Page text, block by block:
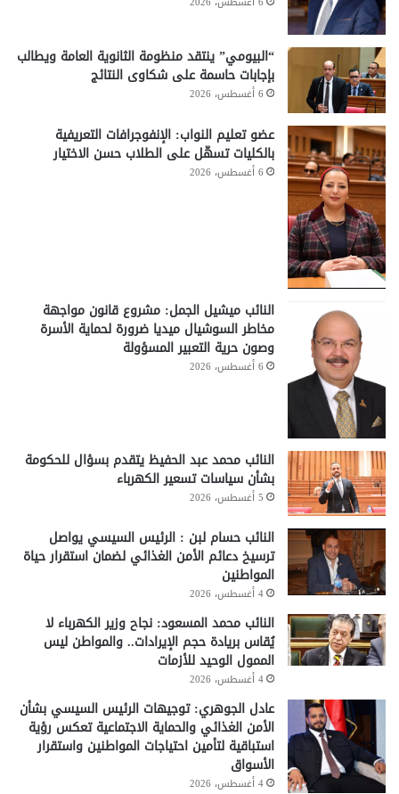
“البيومي” ينتقد منظومة الثانوية العامة ويطالب
بإجابات حاسمة على شكاوى النتائج
6 أغسطس، 2026
عضو تعليم النواب: الإنفوجرافات التعريفية
بالكليات تسهّل على الطلاب حسن الاختيار
6 أغسطس، 2026
النائب ميشيل الجمل: مشروع قانون مواجهة
مخاطر السوشيال ميديا ضرورة لحماية الأسرة
وصون حرية التعبير المسؤولة
6 أغسطس، 2026
النائب محمد عبد الحفيظ يتقدم بسؤال للحكومة
بشأن سياسات تسعير الكهرباء
5 أغسطس، 2026
النائب حسام لبن : الرئيس السيسي يواصل
ترسيخ دعائم الأمن الغذائي لضمان استقرار حياة
المواطنين
4 أغسطس، 2026
النائب محمد المسعود: نجاح وزير الكهرباء لا
يُقاس بريادة حجم الإيرادات.. والمواطن ليس
الممول الوحيد للأزمات
4 أغسطس، 2026
عادل الجوهري: توجيهات الرئيس السيسي بشأن
الأمن الغذائي والحماية الاجتماعية تعكس رؤية
استباقية لتأمين احتياجات المواطنين واستقرار
الأسواق
4 أغسطس، 2026